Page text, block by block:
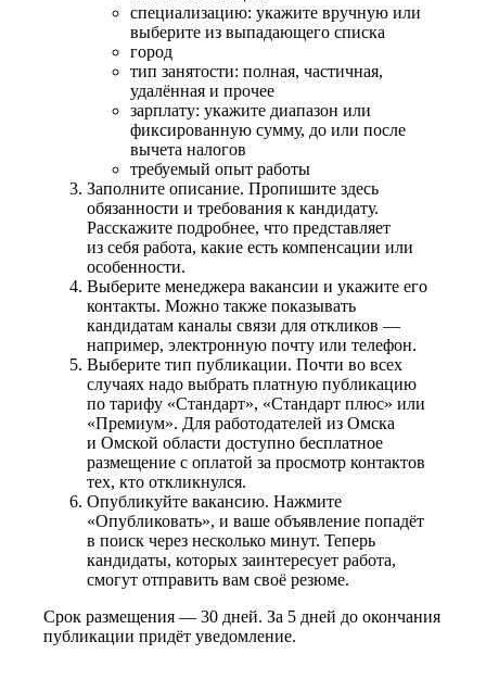
специализацию: укажите вручную или
выберите из выпадающего списка
город
тип занятости: полная, частичная,
удалённая и прочее
зарплату: укажите диапазон или
фиксированную сумму, до или после
вычета налогов
требуемый опыт работы
Заполните описание. Пропишите здесь
обязанности и требования к кандидату.
Расскажите подробнее, что представляет
из себя работа, какие есть компенсации или
особенности.
Выберите менеджера вакансии и укажите его
контакты. Можно также показывать
кандидатам каналы связи для откликов —
например, электронную почту или телефон.
Выберите тип публикации. Почти во всех
случаях надо выбрать платную публикацию
по тарифу «Стандарт», «Стандарт плюс» или
«Премиум». Для работодателей из Омска
и Омской области доступно бесплатное
размещение с оплатой за просмотр контактов
тех, кто откликнулся.
Опубликуйте вакансию. Нажмите
«Опубликовать», и ваше объявление попадёт
в поиск через несколько минут. Теперь
кандидаты, которых заинтересует работа,
смогут отправить вам своё резюме.
Срок размещения — 30 дней. За 5 дней до окончания
публикации придёт уведомление.